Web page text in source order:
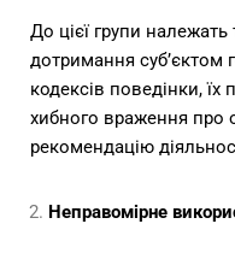
До цієї групи
дотримання суб’єктом
кодексів поведінки,
хибного враження про
рекомендацію
Неправомірне